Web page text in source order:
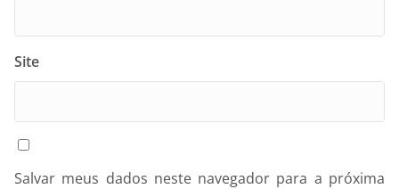
Site
Salvar meus dados neste navegador para a próxima